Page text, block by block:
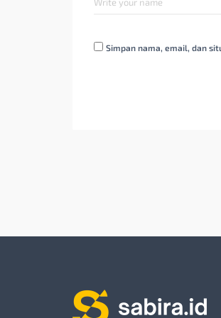
Simpan nama, email, dan